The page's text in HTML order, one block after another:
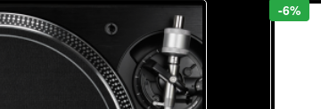
-6%